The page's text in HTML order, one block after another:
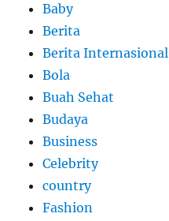
Baby
Berita
Berita Internasional
Bola
Buah Sehat
Budaya
Business
Celebrity
country
Fashion